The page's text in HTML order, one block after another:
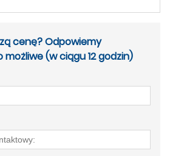
cenę? Odpowiemy
możliwe (w ciągu 12 godzin)